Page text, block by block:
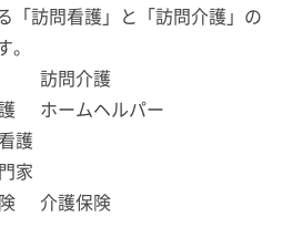
「訪問看護」と「訪問介護」の
訪問介護
護
家
ホームヘルパー
介護保険